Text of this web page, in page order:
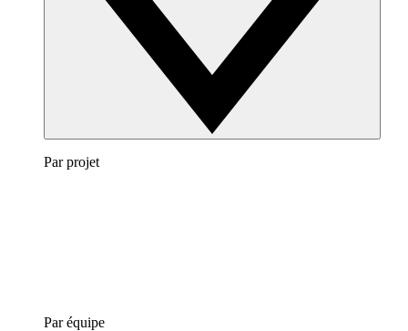
Par projet
Par équipe